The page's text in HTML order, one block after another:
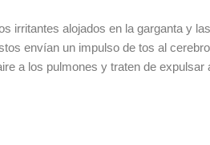
irritantes alojados en la garganta y
envían un impulso de tos al
a los pulmones y traten de